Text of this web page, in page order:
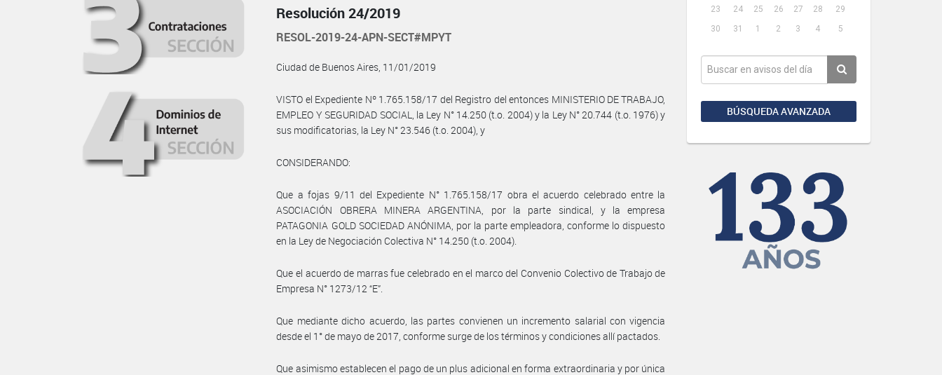
23
24 25 26 27 28
29
30
31 1 2 3 4 5
BÚSQUEDA AVANZADA
Resolución 24/2019
RESOL-2019-24-APN-SECT#MPYT
Ciudad de Buenos Aires, 11/01/2019
VISTO el Expediente Nº 1.765.158/17 del Registro del entonces MINISTERIO DE TRABAJO,
EMPLEO Y SEGURIDAD SOCIAL, la Ley N° 14.250 (t.o. 2004) y la Ley N° 20.744 (t.o. 1976) y
sus modificatorias, la Ley N° 23.546 (t.o. 2004), y
CONSIDERANDO:
Que a fojas 9/11 del Expediente N° 1.765.158/17 obra el acuerdo celebrado entre la
ASOCIACIÓN OBRERA MINERA ARGENTINA, por la parte sindical, y la empresa
PATAGONIA GOLD SOCIEDAD ANÓNIMA, por la parte empleadora, conforme lo dispuesto
en la Ley de Negociación Colectiva N° 14.250 (t.o. 2004).
Que el acuerdo de marras fue celebrado en el marco del Convenio Colectivo de Trabajo de
Empresa N° 1273/12 “E”.
Que mediante dicho acuerdo, las partes convienen un incremento salarial con vigencia
desde el 1° de mayo de 2017, conforme surge de los términos y condiciones allí pactados.
Que asimismo establecen el pago de un plus adicional en forma extraordinaria y por única